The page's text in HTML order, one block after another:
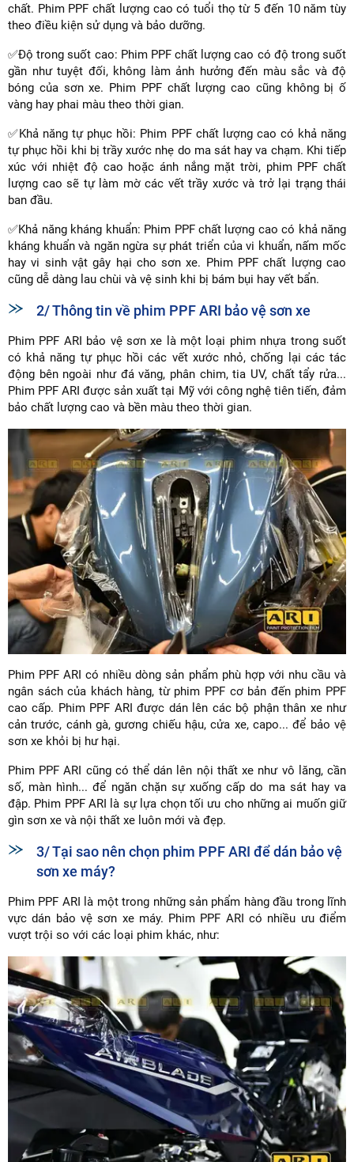
chất. Phim PPF chất lượng cao có tuổi thọ từ 5 đến 10 năm tùy
theo điều kiện sử dụng và bảo dưỡng.
✅Độ trong suốt cao: Phim PPF chất lượng cao có độ trong suốt
gần như tuyệt đối, không làm ảnh hưởng đến màu sắc và độ
bóng của sơn xe. Phim PPF chất lượng cao cũng không bị ố
vàng hay phai màu theo thời gian.
✅Khả năng tự phục hồi: Phim PPF chất lượng cao có khả năng
tự phục hồi khi bị trầy xước nhẹ do ma sát hay va chạm. Khi tiếp
xúc với nhiệt độ cao hoặc ánh nắng mặt trời, phim PPF chất
lượng cao sẽ tự làm mờ các vết trầy xước và trở lại trạng thái
ban đầu.
✅Khả năng kháng khuẩn: Phim PPF chất lượng cao có khả năng
kháng khuẩn và ngăn ngừa sự phát triển của vi khuẩn, nấm mốc
hay vi sinh vật gây hại cho sơn xe. Phim PPF chất lượng cao
cũng dễ dàng lau chùi và vệ sinh khi bị bám bụi hay vết bẩn.
2/ Thông tin về phim PPF ARI bảo vệ sơn xe
Phim PPF ARI bảo vệ sơn xe là một loại phim nhựa trong suốt
có khả năng tự phục hồi các vết xước nhỏ, chống lại các tác
động bên ngoài như đá văng, phân chim, tia UV, chất tẩy rửa...
Phim PPF ARI được sản xuất tại Mỹ với công nghệ tiên tiến, đảm
bảo chất lượng cao và bền màu theo thời gian.
Phim PPF ARI có nhiều dòng sản phẩm phù hợp với nhu cầu và
ngân sách của khách hàng, từ phim PPF cơ bản đến phim PPF
cao cấp. Phim PPF ARI được dán lên các bộ phận thân xe như
cản trước, cánh gà, gương chiếu hậu, cửa xe, capo... để bảo vệ
sơn xe khỏi bị hư hại.
Phim PPF ARI cũng có thể dán lên nội thất xe như vô lăng, cần
số, màn hình... để ngăn chặn sự xuống cấp do ma sát hay va
đập. Phim PPF ARI là sự lựa chọn tối ưu cho những ai muốn giữ
gìn sơn xe và nội thất xe luôn mới và đẹp.
3/ Tại sao nên chọn phim PPF ARI để dán bảo vệ
sơn xe máy?
Phim PPF ARI là một trong những sản phẩm hàng đầu trong lĩnh
vực dán bảo vệ sơn xe máy. Phim PPF ARI có nhiều ưu điểm
vượt trội so với các loại phim khác, như: